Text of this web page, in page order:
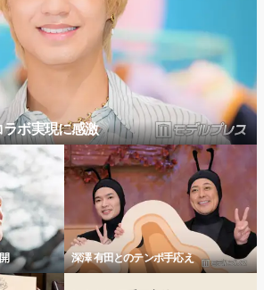
ボ実現に感激
深澤 有田とのテンポ手応え